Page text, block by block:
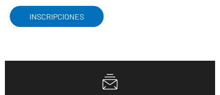
INSCRIPCIONES